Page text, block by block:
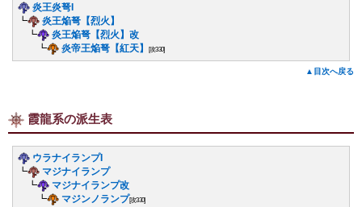
炎王炎弩I
┗
炎王焔弩【烈火】
┗
炎王焔弩【烈火】改
┗
炎帝王焔弩【紅天】 [攻330]
▲目次へ戻る
霞龍系の派生表
ウラナイランプI
┗
マジナイランプ
┗
マジナイランプ改
┗
マジンノランプ[攻330]